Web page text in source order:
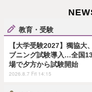
教育・受験
【大学受験2027】獨協大
ブニング試験導入…全国
場で夕方から試験開始
2026.8.7 Fri 14:15